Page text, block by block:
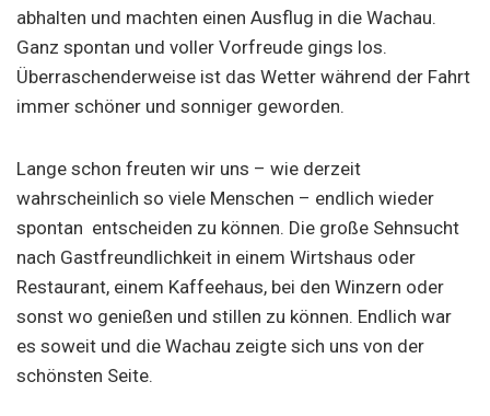
abhalten und machten einen Ausflug in die Wachau.
Ganz spontan und voller Vorfreude gings los.
Überraschenderweise ist das Wetter während der Fahrt
immer schöner und sonniger geworden.
Lange schon freuten wir uns – wie derzeit
wahrscheinlich so viele Menschen – endlich wieder
spontan entscheiden zu können. Die große Sehnsucht
nach Gastfreundlichkeit in einem Wirtshaus oder
Restaurant, einem Kaffeehaus, bei den Winzern oder
sonst wo genießen und stillen zu können. Endlich war
es soweit und die Wachau zeigte sich uns von der
schönsten Seite.